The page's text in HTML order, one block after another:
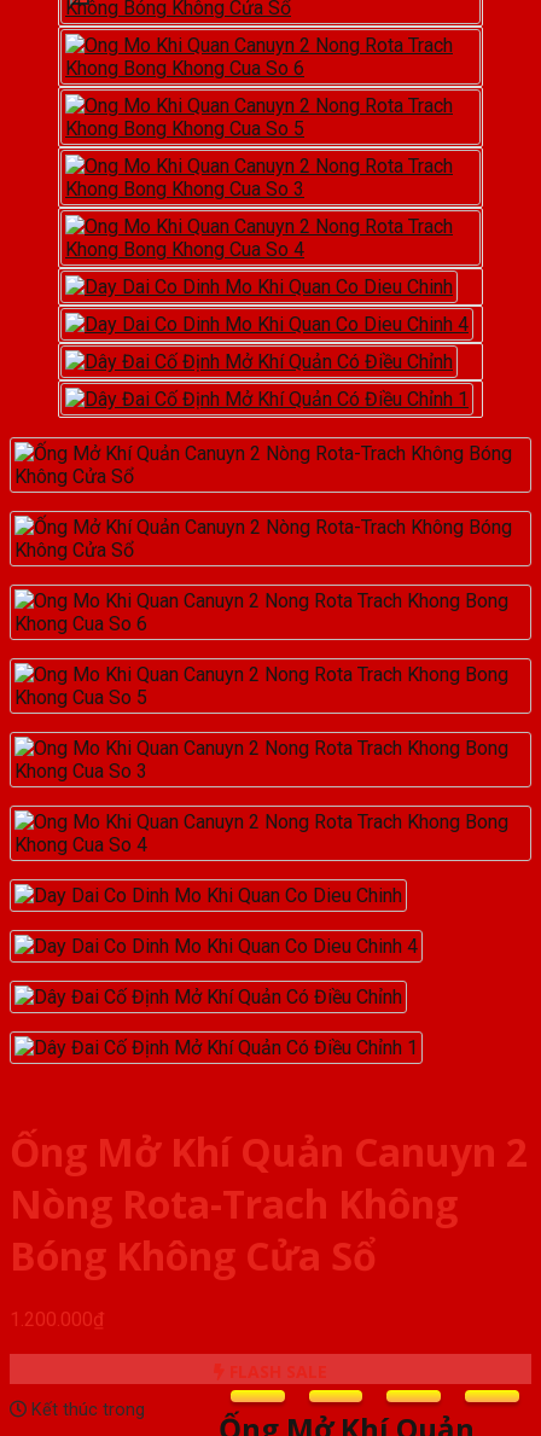
Ống Mở Khí Quản Canuyn 2
Nòng Rota-Trach Không
Bóng Không Cửa Sổ
1.200.000₫
FLASH SALE
Kết thúc trong
Ống Mở Khí Quản